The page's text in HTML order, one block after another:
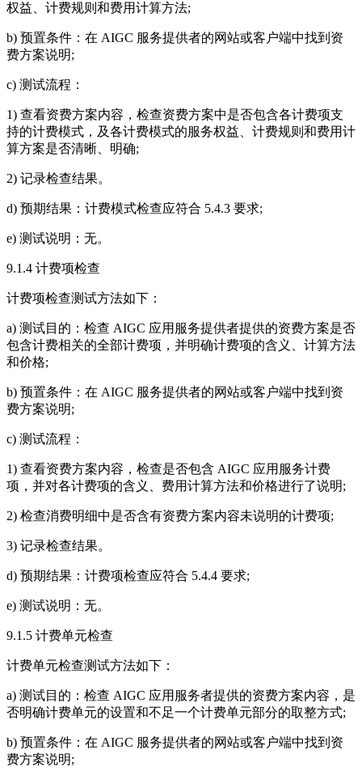
权益、计费规则和费用计算方法;
b) 预置条件：在 AIGC 服务提供者的网站或客户端中找到资
费方案说明;
c) 测试流程：
1) 查看资费方案内容，检查资费方案中是否包含各计费项支
持的计费模式，及各计费模式的服务权益、计费规则和费用计
算方案是否清晰、明确;
2) 记录检查结果。
d) 预期结果：计费模式检查应符合 5.4.3 要求;
e) 测试说明：无。
9.1.4 计费项检查
计费项检查测试方法如下：
a) 测试目的：检查 AIGC 应用服务提供者提供的资费方案是否
包含计费相关的全部计费项，并明确计费项的含义、计算方法
和价格;
b) 预置条件：在 AIGC 服务提供者的网站或客户端中找到资
费方案说明;
c) 测试流程：
1) 查看资费方案内容，检查是否包含 AIGC 应用服务计费
项，并对各计费项的含义、费用计算方法和价格进行了说明;
2) 检查消费明细中是否含有资费方案内容未说明的计费项;
3) 记录检查结果。
d) 预期结果：计费项检查应符合 5.4.4 要求;
e) 测试说明：无。
9.1.5 计费单元检查
计费单元检查测试方法如下：
a) 测试目的：检查 AIGC 应用服务者提供的资费方案内容，是
否明确计费单元的设置和不足一个计费单元部分的取整方式;
b) 预置条件：在 AIGC 服务提供者的网站或客户端中找到资
费方案说明;